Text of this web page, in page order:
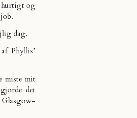
hurtigt og
dag.
Phyllis’
miste mit
det